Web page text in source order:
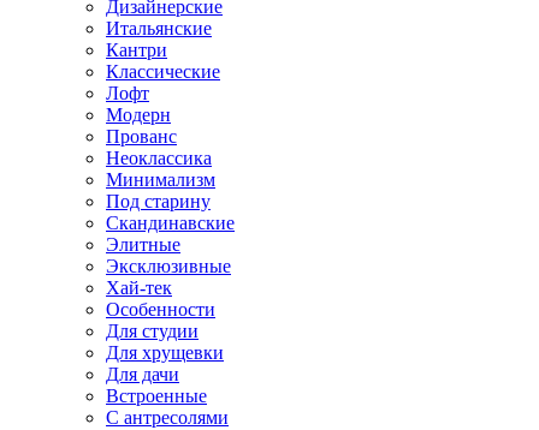
Дизайнерские
Итальянские
Кантри
Классические
Лофт
Модерн
Прованс
Неоклассика
Минимализм
Под старину
Скандинавские
Элитные
Эксклюзивные
Хай-тек
Особенности
Для студии
Для хрущевки
Для дачи
Встроенные
С антресолями